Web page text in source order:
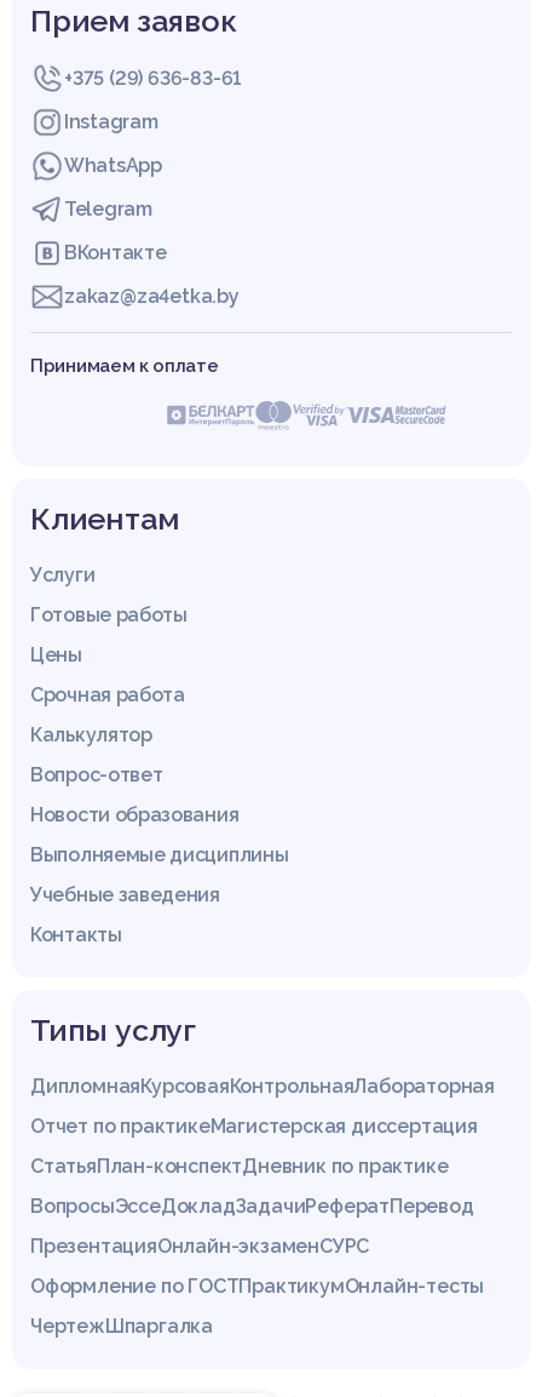
Прием заявок
+375 (29) 636-83-61
Instagram
WhatsApp
Telegram
ВКонтакте
zakaz@za4etka.by
Принимаем к оплате
Клиентам
Услуги
Готовые работы
Цены
Срочная работа
Калькулятор
Вопрос-ответ
Новости образования
Выполняемые дисциплины
Учебные заведения
Контакты
Типы услуг
ДипломнаяКурсоваяКонтрольнаяЛабораторная
Отчет по практикеМагистерская диссертация
СтатьяПлан-конспектДневник по практике
ВопросыЭссеДокладЗадачиРефератПеревод
ПрезентацияОнлайн-экзаменСУРС
Оформление по ГОСТПрактикумОнлайн-тесты
ЧертежШпаргалка